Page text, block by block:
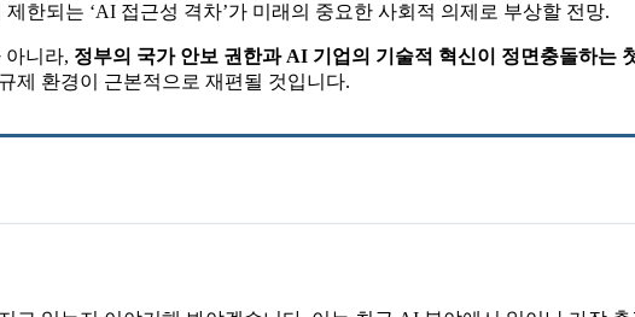
한되는 ‘AI 접근성 격차’가 미래의 중요한 사회적 의제로 부상할 전망.
아니라, 정부의 국가 안보 권한과 AI 기업의 기술적 혁신이 정면충돌하는
제 환경이 근본적으로 재편될 것입니다.